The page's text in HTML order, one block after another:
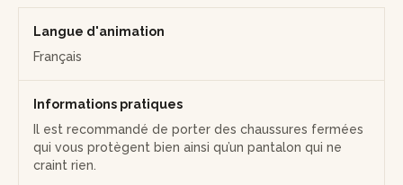
Langue d'animation
Français
Informations pratiques
Il est recommandé de porter des chaussures fermées
qui vous protègent bien ainsi qu’un pantalon qui ne
craint rien.